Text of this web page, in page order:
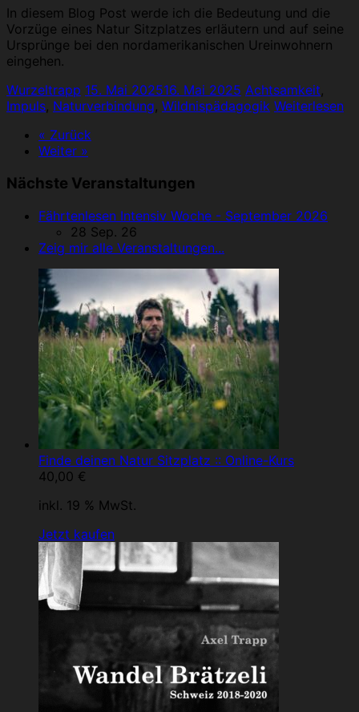
In diesem Blog Post werde ich die Bedeutung und die
Vorzüge eines Natur Sitzplatzes erläutern und auf seine
Ursprünge bei den nordamerikanischen Ureinwohnern
eingehen.
Wurzeltrapp 15. Mai 202516. Mai 2025 Achtsamkeit,
Impuls, Naturverbindung, Wildnispädagogik Weiterlesen
« Zurück
Weiter »
Nächste Veranstaltungen
Fährtenlesen Intensiv Woche - September 2026
28 Sep. 26
Zeig mir alle Veranstaltungen...
Finde deinen Natur Sitzplatz :: Online-Kurs
40,00 €
inkl. 19 % MwSt.
Jetzt kaufen